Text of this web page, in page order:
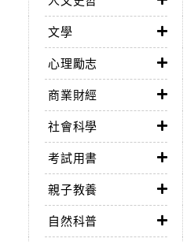
文學
心理勵志
商業財經
社會科學
考試用書
親子教養
自然科普